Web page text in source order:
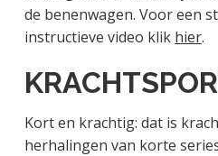
de benenwagen. Voor een
instructieve video klik hier.
Kort en krachtig: dat is
herhalingen van korte